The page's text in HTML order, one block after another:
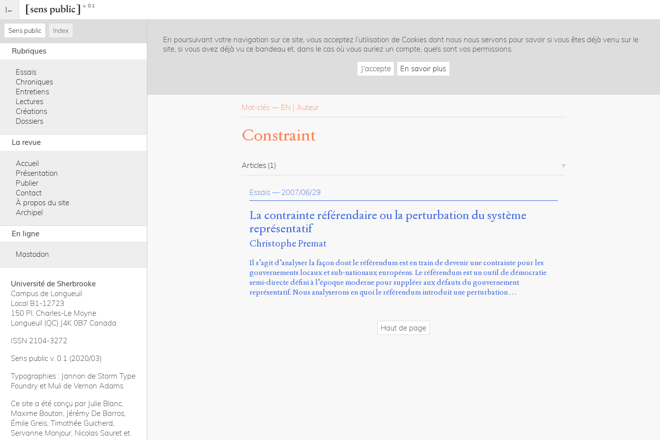
v. 0.1
Sens public Index
Rubriques
Essais
Chroniques
Entretiens
Lectures
Créations
Dossiers
La revue
Accueil
Présentation
Publier
Contact
À propos du site
Archipel
En ligne
Mastodon
Université de Sherbrooke
Campus de Longueuil
Local B1-12723
150 Pl. Charles-Le Moyne
Longueuil (QC) J4K 0B7 Canada
ISSN 2104-3272
Sens public v. 0.1 (2020/03)
Typographies : Jannon de Storm Type
Foundry et Muli de Vernon Adams.
Ce site a été conçu par Julie Blanc,
Maxime Bouton, Jérémy De Barros,
Émile Greis, Timothée Guicherd,
Servanne Monjour, Nicolas Sauret et
En poursuivant votre navigation sur ce site, vous acceptez l’utilisation de Cookies dont nous nous servons pour savoir si vous êtes déjà venu sur le
site, si vous avez déjà vu ce bandeau et, dans le cas où vous auriez un compte, quels sont vos permissions.
J'accepte En savoir plus
Mot-clés — EN Auteur
Constraint
Articles (1)
Essais — 2007/06/29
La contrainte référendaire ou la perturbation du système
représentatif
Christophe Premat
Il s’agit d’analyser la façon dont le référendum est en train de devenir une contrainte pour les
gouvernements locaux et sub-nationaux européens. Le référendum est un outil de démocratie
semi-directe défini à l’époque moderne pour suppléer aux défauts du gouvernement
représentatif. Nous analyserons en quoi le référendum introduit une perturbation …
Haut de page